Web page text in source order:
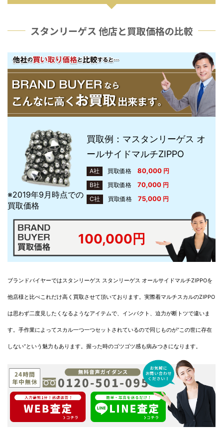
スタンリーゲス 他店と買取価格の比較
買取例：マスタンリーゲス オ
ールサイドマルチZIPPO
A社 買取価格 80,000円
B社
買取価格 70,000円
C社
買取価格 75,000円
※2019年9月時点での
買取価格
100,000円
ブランドバイヤーではスタンリーゲス スタンリーゲス オールサイドマルチZIPPOを
他店様と比べこれだけ高く買取させて頂いております。実際着マルチスカルのZIPPO
は思わず二度見したくなるようなアイテムで、インパクト、迫力が断トツで違いま
す。手作業によってスカル一つ一つセットされているので同じものが”この世に存在
しない”という魅力もあります。握った時のゴツゴツ感も病みつきになります。